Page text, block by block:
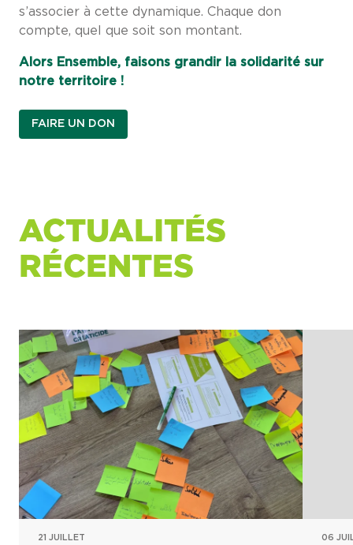
s’associer à cette dynamique. Chaque don
compte, quel que soit son montant.
Alors Ensemble, faisons grandir la solidarité sur
notre territoire !
FAIRE UN DON
ACTUALITÉS
RÉCENTES
21 JUILLET 06